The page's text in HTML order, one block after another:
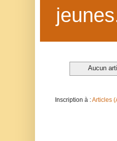
Aucun
Inscription à :Articles